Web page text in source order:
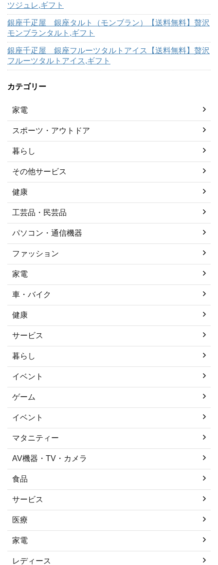
ツジュレ,ギフト
銀座千疋屋 銀座タルト（モンブラン）【送料無料】贅沢
モンブランタルト,ギフト
銀座千疋屋 銀座フルーツタルトアイス【送料無料】贅沢
フルーツタルトアイス,ギフト
カテゴリー
家電
スポーツ・アウトドア
暮らし
その他サービス
健康
工芸品・民芸品
パソコン・通信機器
ファッション
家電
車・バイク
健康
サービス
暮らし
イベント
ゲーム
イベント
マタニティー
AV機器・TV・カメラ
食品
サービス
医療
家電
レディース